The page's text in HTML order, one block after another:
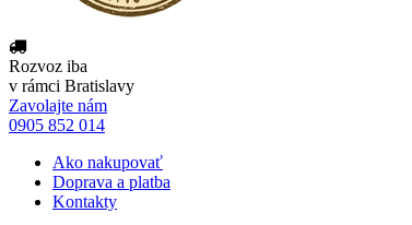
Rozvoz iba
v rámci Bratislavy
Zavolajte nám
0905 852 014
Ako nakupovať
Doprava a platba
Kontakty